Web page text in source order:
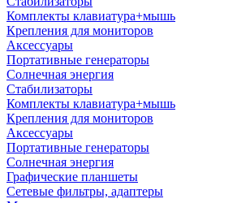
Комплекты клавиатура+мышь
Крепления для мониторов
Аксессуары
Портативные генераторы
Солнечная энергия
Стабилизаторы
Комплекты клавиатура+мышь
Крепления для мониторов
Аксессуары
Портативные генераторы
Солнечная энергия
Графические планшеты
Сетевые фильтры, адаптеры